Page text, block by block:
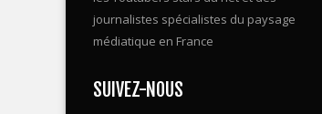
spécialistes des séries, des incollables sur
les Youtubers stars du net et des
médiatique en France